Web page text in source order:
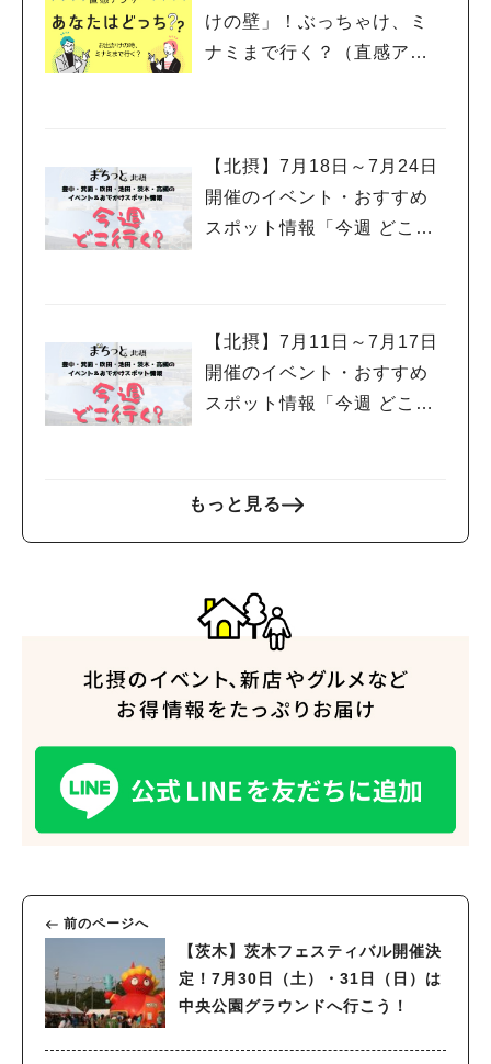
けの壁」！ぶっちゃけ、ミ
ナミまで行く？（直感アン
【北摂】7月18日～7月24日
開催のイベント・おすすめ
スポット情報「今週 どこい
【北摂】7月11日～7月17日
開催のイベント・おすすめ
スポット情報「今週 どこい
もっと見る
前のページへ
【茨木】茨木フェスティバル開催決
定！7月30日（土）・31日（日）は
中央公園グラウンドへ行こう！